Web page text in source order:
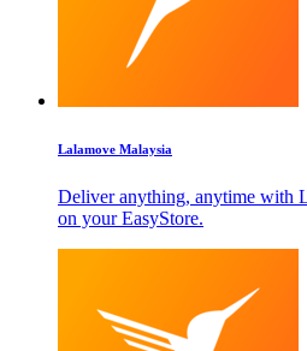
Lalamove Malaysia
Deliver anything, anytime with
on your EasyStore.